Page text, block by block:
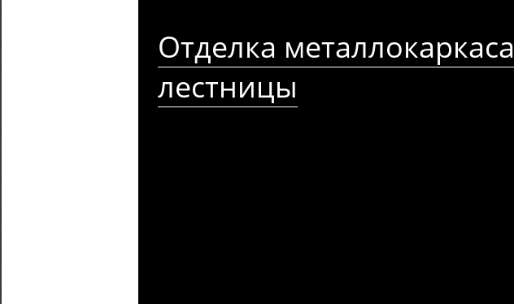
Отделка металлокаркаса
лестницы